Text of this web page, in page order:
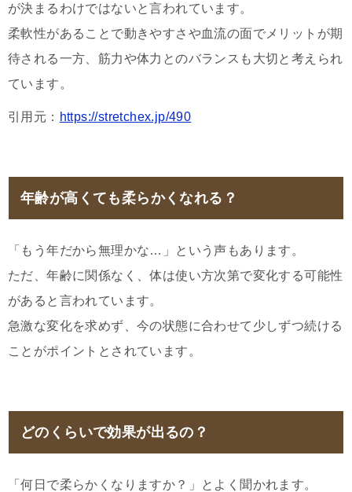
が決まるわけではないと言われています。
柔軟性があることで動きやすさや血流の面でメリットが期
待される一方、筋力や体力とのバランスも大切と考えられ
ています。
引用元： https://stretchex.jp/490
年齢が高くても柔らかくなれる？
「もう年だから無理かな…」という声もあります。
ただ、年齢に関係なく、体は使い方次第で変化する可能性
があると言われています。
急激な変化を求めず、今の状態に合わせて少しずつ続ける
ことがポイントとされています。
どのくらいで効果が出るの？
「何日で柔らかくなりますか？」とよく聞かれます。